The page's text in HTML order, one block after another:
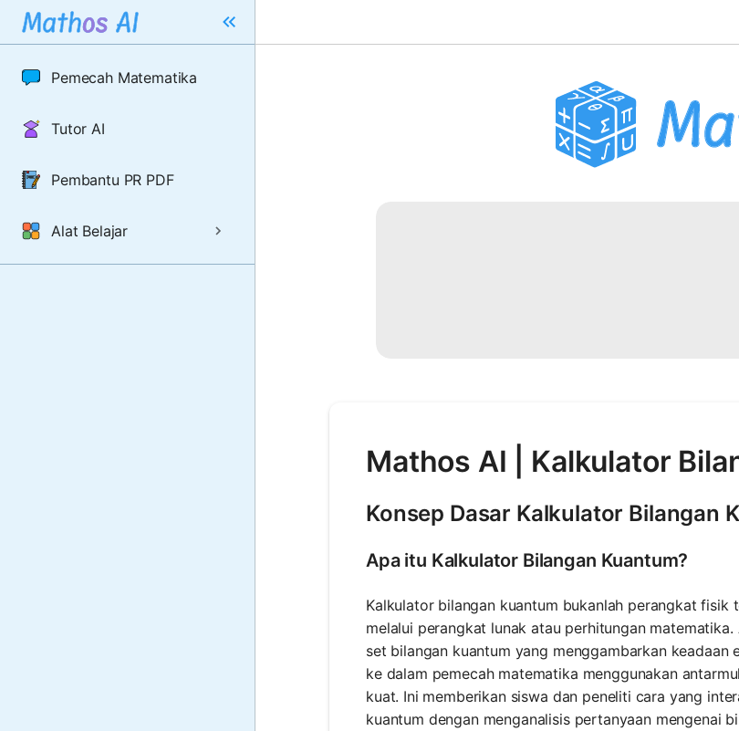
Pemecah Matematika
Tutor AI
Pembantu PR PDF
Alat Belajar
Mathos AI | Kalkulator
Konsep Dasar Kalkulator Bilangan
Apa itu Kalkulator Bilangan Kuantum?
Kalkulator bilangan kuantum bukanlah perangkat
melalui perangkat lunak atau perhitungan
set bilangan kuantum yang menggambarkan
ke dalam pemecah matematika menggunakan
kuat. Ini memberikan siswa dan peneliti cara yang
kuantum dengan menganalisis pertanyaan mengenai